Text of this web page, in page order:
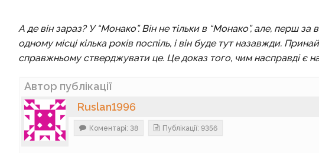
А де він зараз? У “Монако”. Він не тільки в “Монако”, але, перш
одному місці кілька років поспіль, і він буде тут назавжди.
справжньому стверджувати це. Це доказ того, чим насправді є
Автор публікації
Ruslan1996
Коментарі: 38 Публікації: 9356